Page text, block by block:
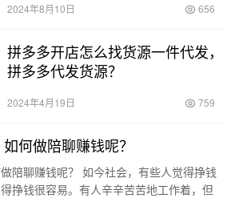
2024年8月10日 656
拼多多开店怎么找货源一件代发，
拼多多代发货源？
2024年4月19日 759
何做陪聊赚钱呢？
陪聊赚钱呢？ 如今社会，有些人觉得挣钱
挣钱很容易。有人辛辛苦苦地工作着，但